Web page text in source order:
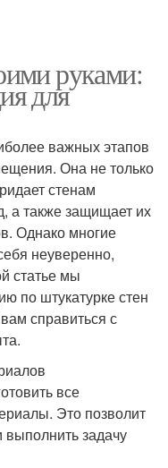
руками:
для
важных этапов
Она не только
стенам
а также защищает их
Однако многие
неуверенно,
статье мы
по штукатурке стен
справиться с
все
Это позволит
задачу